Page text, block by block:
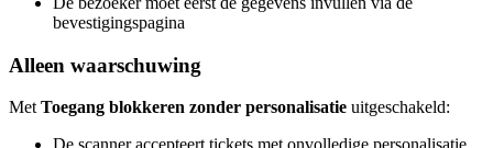
bevestigingspagina
Alleen waarschuwing
Met Toegang blokkeren zonder personalisatie uitgeschakeld: